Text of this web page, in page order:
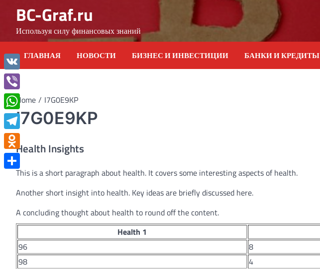
content
BC-Graf.ru
Используя силу финансовых знаний
ГЛАВНАЯ НОВОСТИ БИЗНЕС И ИНВЕСТИЦИИ БАНКИ И КРЕДИТЫ
Home I7G0E9KP
I7G0E9KP
Health Insights
This is a short paragraph about health. It covers some interesting aspects of health.
Another short insight into health. Key ideas are briefly discussed here.
A concluding thought about health to round off the content.
Health 1
96
8
98
4
VK
Viber
WhatsApp
Telegram
Odnoklassniki
Отправить